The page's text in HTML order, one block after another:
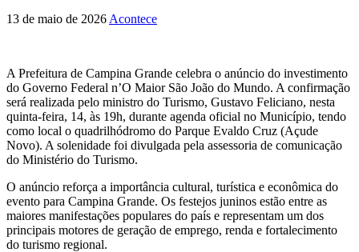
13 de maio de 2026 Acontece
A Prefeitura de Campina Grande celebra o anúncio do investimento
do Governo Federal n’O Maior São João do Mundo. A confirmação
será realizada pelo ministro do Turismo, Gustavo Feliciano, nesta
quinta-feira, 14, às 19h, durante agenda oficial no Município, tendo
como local o quadrilhódromo do Parque Evaldo Cruz (Açude
Novo). A solenidade foi divulgada pela assessoria de comunicação
do Ministério do Turismo.
O anúncio reforça a importância cultural, turística e econômica do
evento para Campina Grande. Os festejos juninos estão entre as
maiores manifestações populares do país e representam um dos
principais motores de geração de emprego, renda e fortalecimento
do turismo regional.